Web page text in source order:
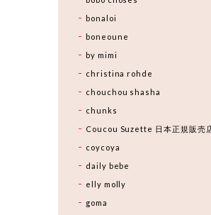
bonaloi
boneoune
by mimi
christina rohde
chouchou shasha
chunks
Coucou Suzette 日本正規販売
coycoya
daily bebe
elly molly
goma